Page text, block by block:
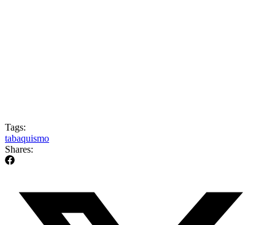
Tags:
tabaquismo
Shares: